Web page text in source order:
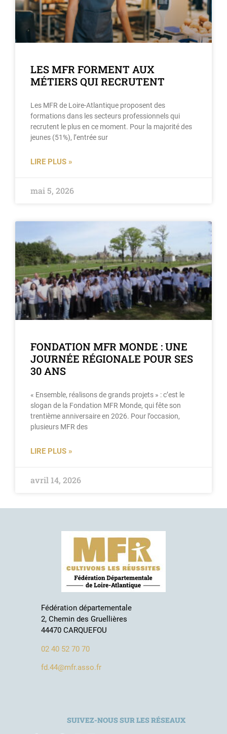
LES MFR FORMENT AUX
MÉTIERS QUI RECRUTENT
Les MFR de Loire-Atlantique proposent des
formations dans les secteurs professionnels qui
recrutent le plus en ce moment. Pour la majorité des
jeunes (51%), l’entrée sur
LIRE PLUS »
mai 5, 2026
FONDATION MFR MONDE : UNE
JOURNÉE RÉGIONALE POUR SES
30 ANS
« Ensemble, réalisons de grands projets » : c’est le
slogan de la Fondation MFR Monde, qui fête son
trentième anniversaire en 2026. Pour l’occasion,
plusieurs MFR des
LIRE PLUS »
avril 14, 2026
Fédération départementale
2, Chemin des Gruellières
44470 CARQUEFOU
02 40 52 70 70
fd.44@mfr.asso.fr
SUIVEZ-NOUS SUR LES RÉSEAUX